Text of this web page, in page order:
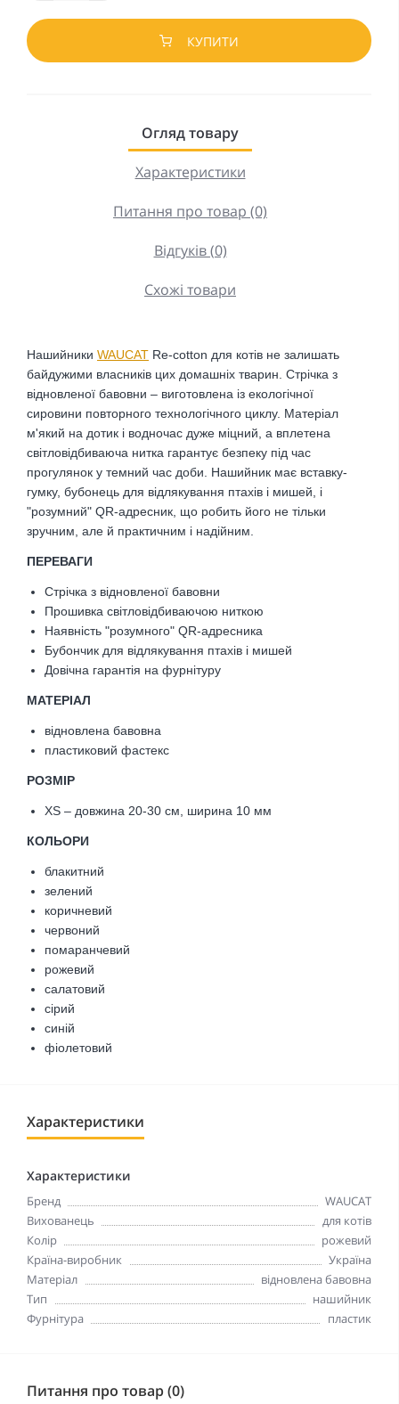
КУПИТИ
Огляд товару
Характеристики
Питання про товар (0)
Відгуків (0)
Схожі товари
Нашийники WAUCAT Re-сotton для котів не залишать
байдужими власників цих домашніх тварин. Стрічка з
відновленої бавовни – виготовлена ​​із екологічної
сировини повторного технологічного циклу. Матеріал
м'який на дотик і водночас дуже міцний, а вплетена
світловідбиваюча нитка гарантує безпеку під час
прогулянок у темний час доби. Нашийник має вставку-
гумку, бубонець для відлякування птахів і мишей, і
"розумний" QR-адресник, що робить його не тільки
зручним, але й практичним і надійним.
ПЕРЕВАГИ
Стрічка з відновленої бавовни
Прошивка світловідбиваючою ниткою
Наявність "розумного" QR-адресника
Бубончик для відлякування птахів і мишей
Довічна гарантія на фурнітуру
МАТЕРІАЛ
відновлена бавовна
пластиковий фастекс
РОЗМІР
XS – довжина 20-30 см, ширина 10 мм
КОЛЬОРИ
блакитний
зелений
коричневий
червоний
помаранчевий
рожевий
салатовий
сірий
синій
фіолетовий
Характеристики
Характеристики
Бренд
WAUCAT
Вихованець
для котів
Колір
рожевий
Країна-виробник
Україна
Матеріал
відновлена бавовна
Тип
нашийник
Фурнітура
пластик
Питання про товар (0)